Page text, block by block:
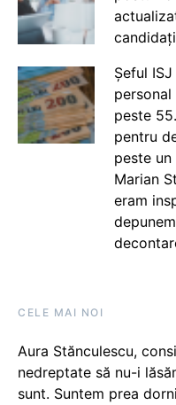
Șeful
peste
pentru
peste
Marian
eram
CELE MAI NOI
Aura Stănculescu,
nedreptate să nu-i
sunt. Suntem prea